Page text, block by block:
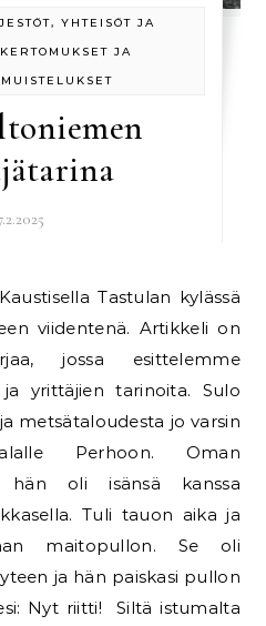
YHTEISÖT JA
KERTOMUKSET JA
MUISTELUKSET
viidentenä. Artikkeli on
jossa esittelemme
ja yrittäjien tarinoita. Sulo
metsätaloudesta jo varsin
Perhoon. Oman
hän oli isänsä kanssa
Tuli tauon aika ja
maitopullon. Se oli
ja hän paiskasi pullon
Nyt riitti! Siltä istumalta